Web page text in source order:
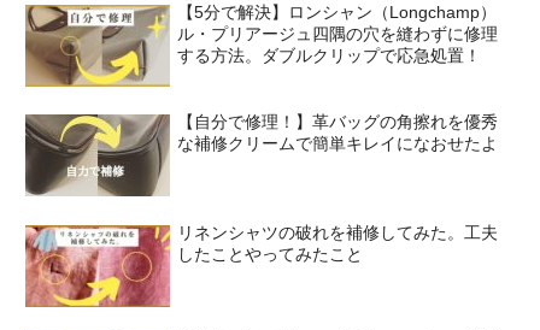
【5分で解決】ロンシャン（Longchamp）
ル・プリアージュ四隅の穴を縫わずに修理
する方法。ダブルクリップで応急処置！
【自分で修理！】革バッグの角擦れを優秀
な補修クリームで簡単キレイになおせたよ
リネンシャツの破れを補修してみた。工夫
したことやってみたこと